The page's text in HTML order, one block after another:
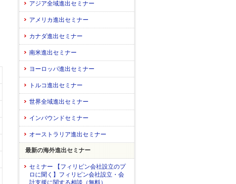
アジア全域進出セミナー
アメリカ進出セミナー
カナダ進出セミナー
南米進出セミナー
ヨーロッパ進出セミナー
トルコ進出セミナー
世界全域進出セミナー
インバウンドセミナー
オーストラリア進出セミナー
最新の海外進出セミナー
セミナー 【フィリピン会社設立のプ
ロに聞く】フィリピン会社設立・会
計支援に関する相談（無料）